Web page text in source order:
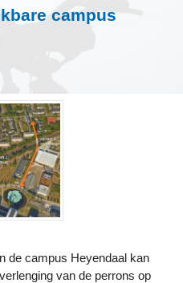
campus
de campus Heyendaal kan
van de perrons op